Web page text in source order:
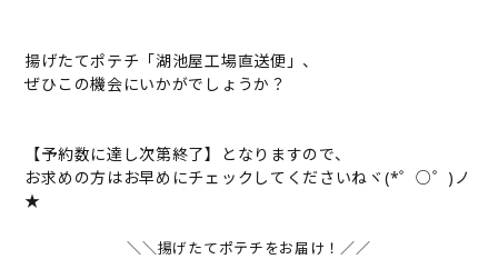
揚げたてポテチ「湖池屋工場直送便」、
ぜひこの機会にいかがでしょうか？
【予約数に達し次第終了】となりますので、
お求めの方はお早めにチェックしてくださいねヾ(*゜○゜)ノ
★
＼＼揚げたてポテチをお届け！／／